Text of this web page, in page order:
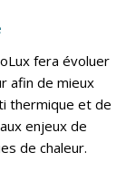
fera évoluer
afin de mieux
thermique et de
enjeux de
de chaleur.